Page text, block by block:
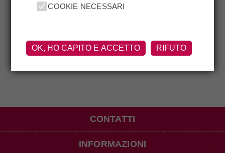
CONTATTI
INFORMAZIONI
COOKIE NECESSARI
OK, HO CAPITO E ACCETTO RIFUTO